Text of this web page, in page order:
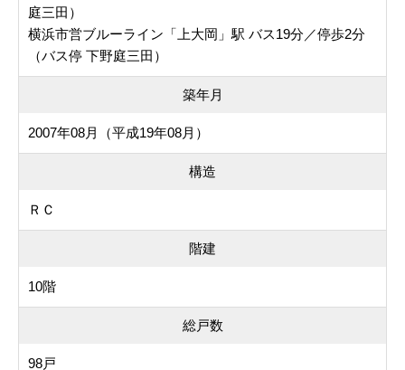
庭三田）
横浜市営ブルーライン「上大岡」駅 バス19分／停歩2分
（バス停 下野庭三田）
築年月
2007年08月（平成19年08月）
構造
ＲＣ
階建
10階
総戸数
98戸